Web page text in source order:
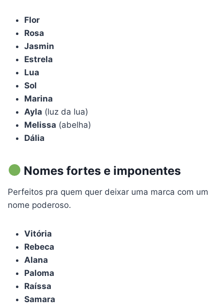
Flor
Rosa
Jasmin
Estrela
Lua
Sol
Marina
Ayla (luz da lua)
Melissa (abelha)
Dália
Nomes fortes e imponentes
Perfeitos pra quem quer deixar uma marca com um
nome poderoso.
Vitória
Rebeca
Alana
Paloma
Raíssa
Samara